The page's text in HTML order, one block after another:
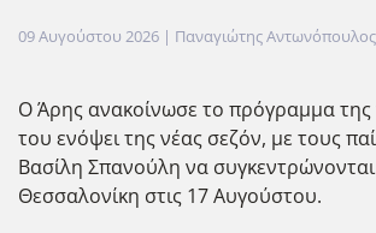
09 Αυγούστου 2026 | Παναγιώτης
Ο Άρης ανακοίνωσε το πρόγραμμα της
του ενόψει της νέας σεζόν, με τους
Βασίλη Σπανούλη να
Θεσσαλονίκη στις 17 Αυγούστου.